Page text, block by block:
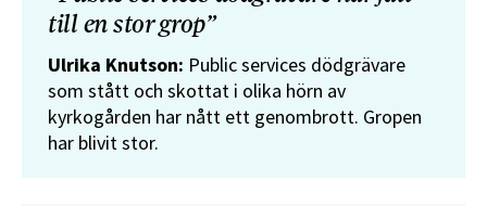
till en stor grop”
Ulrika Knutson: Public services dödgrävare
som stått och skottat i olika hörn av
kyrkogården har nått ett genombrott. Gropen
har blivit stor.